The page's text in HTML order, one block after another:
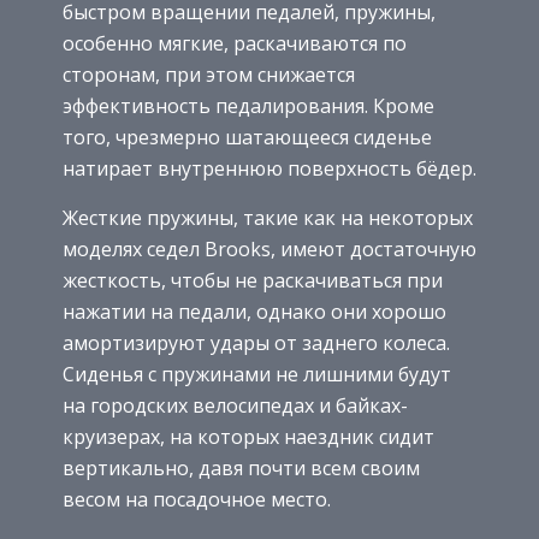
быстром вращении педалей, пружины,
особенно мягкие, раскачиваются по
сторонам, при этом снижается
эффективность педалирования. Кроме
того, чрезмерно шатающееся сиденье
натирает внутреннюю поверхность бёдер.
Жесткие пружины, такие как на некоторых
моделях седел Brooks, имеют достаточную
жесткость, чтобы не раскачиваться при
нажатии на педали, однако они хорошо
амортизируют удары от заднего колеса.
Сиденья с пружинами не лишними будут
на городских велосипедах и байках-
круизерах, на которых наездник сидит
вертикально, давя почти всем своим
весом на посадочное место.